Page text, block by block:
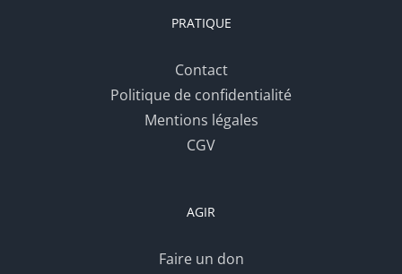
PRATIQUE
Contact
Politique de confidentialité
Mentions légales
CGV
AGIR
Faire un don